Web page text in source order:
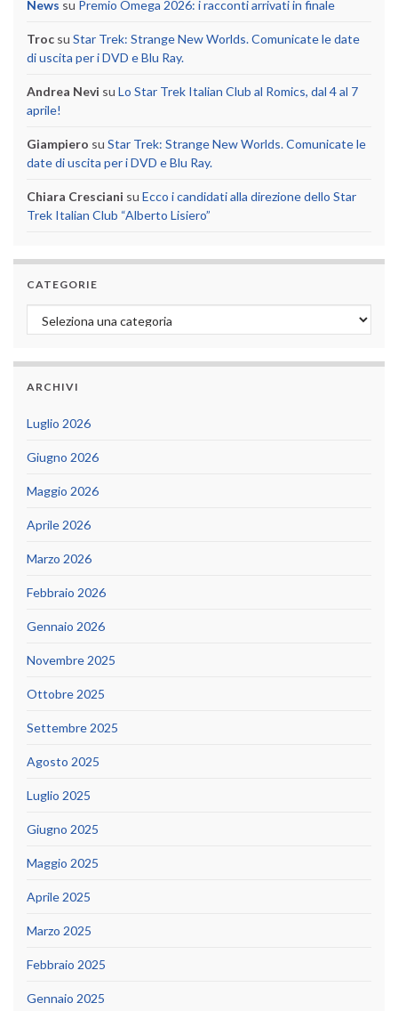
News su Premio Omega 2026: i racconti arrivati in finale
Troc su Star Trek: Strange New Worlds. Comunicate le date
di uscita per i DVD e Blu Ray.
Andrea Nevi su Lo Star Trek Italian Club al Romics, dal 4 al 7
aprile!
Giampiero su Star Trek: Strange New Worlds. Comunicate le
date di uscita per i DVD e Blu Ray.
Chiara Cresciani su Ecco i candidati alla direzione dello Star
Trek Italian Club “Alberto Lisiero”
CATEGORIE
Categorie
ARCHIVI
Luglio 2026
Giugno 2026
Maggio 2026
Aprile 2026
Marzo 2026
Febbraio 2026
Gennaio 2026
Novembre 2025
Ottobre 2025
Settembre 2025
Agosto 2025
Luglio 2025
Giugno 2025
Maggio 2025
Aprile 2025
Marzo 2025
Febbraio 2025
Gennaio 2025